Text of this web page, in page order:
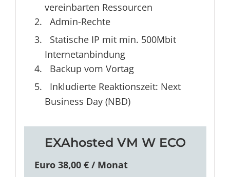
vereinbarten Ressourcen
Admin-Rechte
Statische IP mit min. 500Mbit
Internetanbindung
Backup vom Vortag
Inkludierte Reaktionszeit: Next
Business Day (NBD)
EXAhosted VM W ECO
Euro 38,00 € / Monat